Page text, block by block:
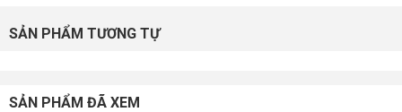
SẢN PHẨM TƯƠNG TỰ
SẢN PHẨM ĐÃ XEM